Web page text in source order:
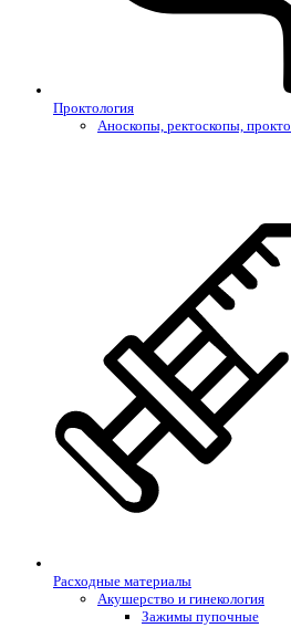
Проктология
Аноскопы, ректоскопы,
Расходные материалы
Акушерство и гинекология
Зажимы пупочные